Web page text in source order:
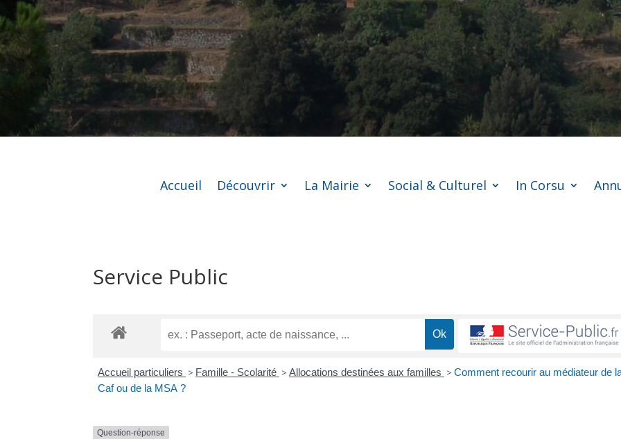
Accueil Découvrir La Mairie Social & Culturel In Corsu
Service Public
Accueil particuliers > Famille - Scolarité > Allocations destinées aux familles > Comment recourir au médiateur de
Caf ou de la MSA ?
Question-réponse